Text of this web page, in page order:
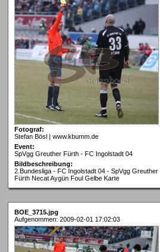
Fotograf:
Stefan Bösl | www.kbumm.de
Event:
SpVgg Greuther Fürth - FC Ingolstadt 04
Bildbeschreibung:
2.Bundesliga - FC Ingolstadt 04 - SpVgg Greuther
Fürth Necat Aygün Foul Gelbe Karte
BOE_3715.jpg
Aufgenommen: 2009-02-01 17:02:03